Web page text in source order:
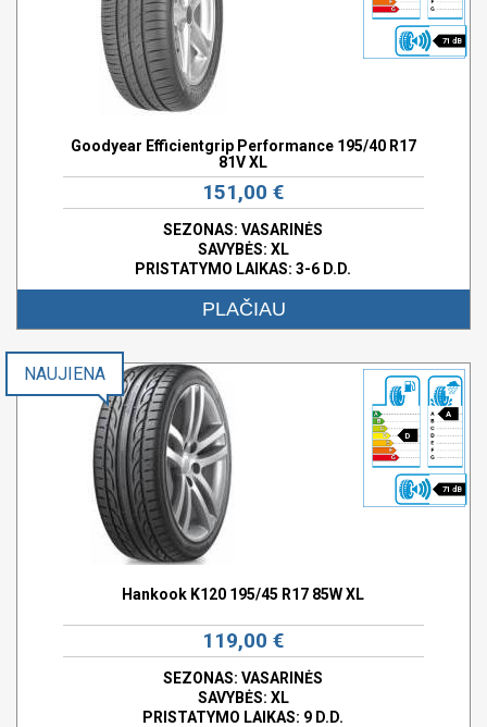
71 dB
Goodyear Efficientgrip Performance 195/40 R17
81V XL
151,00 €
SEZONAS: VASARINĖS
SAVYBĖS: XL
PRISTATYMO LAIKAS: 3-6 D.D.
PLAČIAU
D
A
71 dB
NAUJIENA
Hankook K120 195/45 R17 85W XL
119,00 €
SEZONAS: VASARINĖS
SAVYBĖS: XL
PRISTATYMO LAIKAS: 9 D.D.